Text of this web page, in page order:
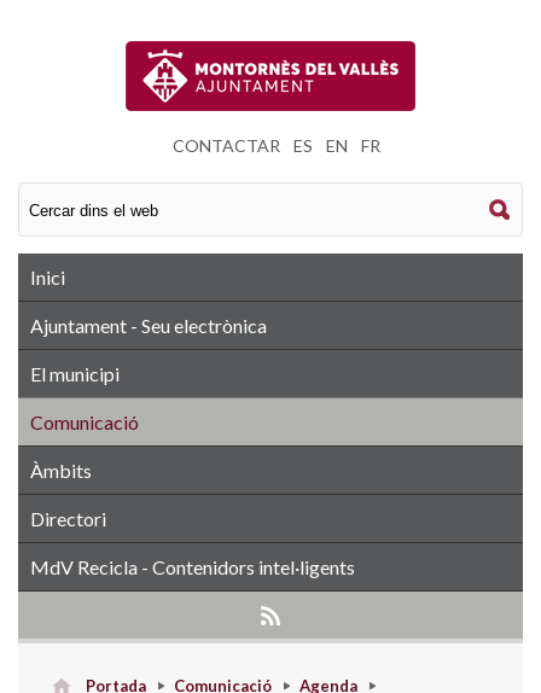
CONTACTAR ES EN FR
Inici
Ajuntament - Seu electrònica
El municipi
Comunicació
Àmbits
Directori
MdV Recicla - Contenidors intel·ligents
Portada Comunicació
Agenda